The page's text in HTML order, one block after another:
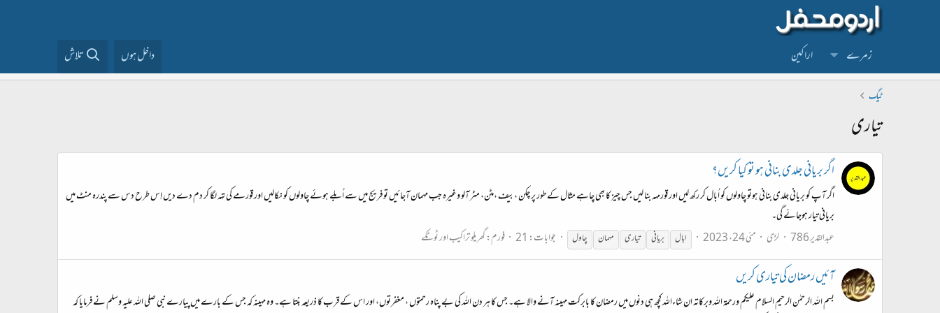
زمرے اراکین داخل ہوں تلاش
ٹیگ
تیاری
اگر بریانی جلدی بنانی ہو تو کیا کریں؟
اگر آپ کو بریانی جلدی بنانی ہوتو چاولوں کو اُبال کر رکھ لیں اور قورمہہ بنا لیں جس چیز کا بھی چاہے مثال کے طور پر چکن ،بیف ،مٹن، مٹر آلو وغیرہ جب مہمان آجائیں تو فریج میں سے اُبلے ہوئے چاولوں کو نکالیں اور قورمے کی تہہ لگا کر دم دے دیں اِس طرح دس سے پندرہ منٹ میں
بریانی تیار ہوجائے گی۔
عبدالقدیر 786
لڑی مئی 24، 2023 ابال بریانی تیاری مہمان چاول جوابات: 21 فورم:گھریلو تراکیب اور ٹوٹکے
آئیں رمضان کی تیاری کریں
بسم اللہ الرحمٰن الرحیم السلام علیکم ورحمۃ اللہ وبرکاتہ ان شاءاللہ کچھ ہی دنوں میں رمضان کا بابرکت مہینہ آنے والا ہے۔ جس کا ہر دن اللہ کی بے پناہ رحمتوں ، مغفرتوں، اور اس کے قرب کا ذریعہ بنتا ہے۔ وہ مہینہ کہ جس کے بارے میں پیارے نبی صلی اللہ علیہ وسلم نے فرمایا کہ